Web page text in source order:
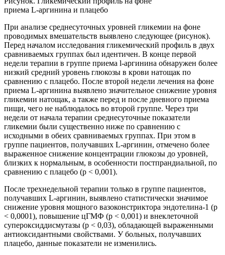
приема L-аргинина и плацебо
При анализе среднесуточных уровней гликемии на фоне
проводимых вмешательств выявлено следующее (рисунок).
Перед началом исследования гликемический профиль в двух
сравниваемых группах был идентичен. В конце первой
недели терапии в группе приема l-аргинина обнаружен более
низкий средний уровень глюкозы в крови натощак по
сравнению с плацебо. После второй недели лечения на фоне
приема L-аргинина выявлено значительное снижение уровня
гликемии натощак, а также перед и после дневного приема
пищи, чего не наблюдалось во второй группе. Через три
недели от начала терапии среднесуточные показатели
гликемии были существенно ниже по сравнению с
исходными в обеих сравниваемых группах. При этом в
группе пациентов, получавших L-аргинин, отмечено более
выраженное снижение концентрации глюкозы до уровней,
близких к нормальным, в особенности постпрандиальной, по
сравнению с плацебо (р < 0,001).
После трехнедельной терапии только в группе пациентов,
получавших L-аргинин, выявлено статистически значимое
снижение уровня мощного вазоконстриктора эндотелина-1 (р
< 0,0001), повышение цГМФ (р < 0,001) и внеклеточной
супероксиддисмутазы (р < 0,03), обладающей выраженными
антиоксидантными свойствами. У больных, получавших
плацебо, данные показатели не изменились.